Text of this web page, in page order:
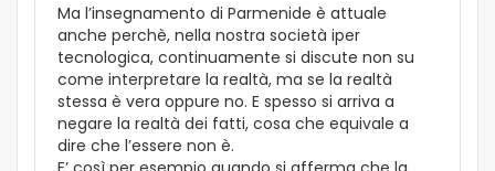
Ma l’insegnamento di Parmenide è attuale
anche perchè, nella nostra società iper
tecnologica, continuamente si discute non su
come interpretare la realtà, ma se la realtà
stessa è vera oppure no. E spesso si arriva a
negare la realtà dei fatti, cosa che equivale a
dire che l’essere non è.